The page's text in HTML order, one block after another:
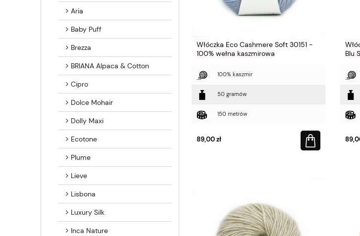
Aria
Baby Puff
Brezza
BRIANA Alpaca & Cotton
Cipro
Dolce Mohair
Dolly Maxi
Ecotone
Plume
Lieve
Lisbona
Luxury Silk
Inca Nature
Włóczka Eco Cashmere Soft 30151 -
100% wełna kaszmirowa
100% kaszmir
50 gramów
150 metrów
89,00 zł
Blu